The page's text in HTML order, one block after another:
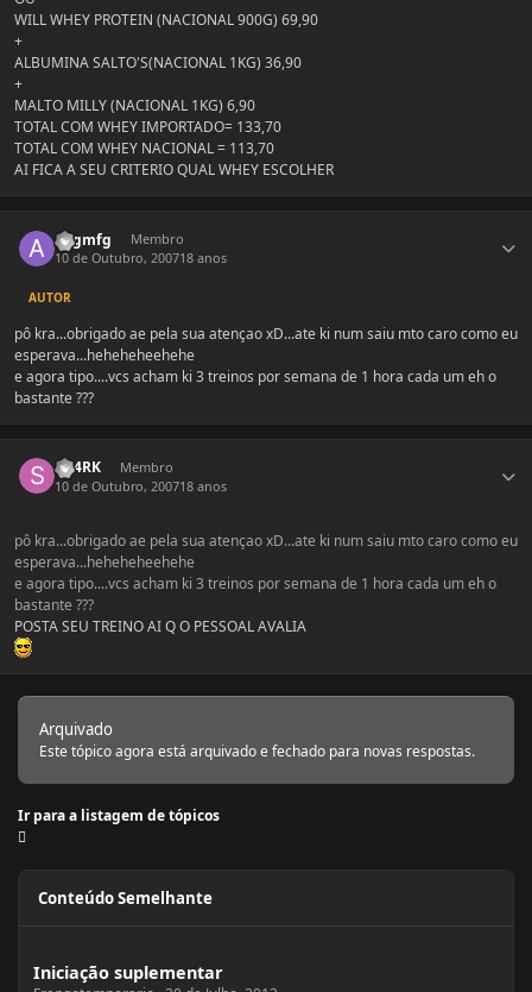
WILL WHEY PROTEIN (NACIONAL 900G) 69,90
+
ALBUMINA SALTO'S(NACIONAL 1KG) 36,90
+
MALTO MILLY (NACIONAL 1KG) 6,90
TOTAL COM WHEY IMPORTADO= 133,70
TOTAL COM WHEY NACIONAL = 113,70
AI FICA A SEU CRITERIO QUAL WHEY ESCOLHER
augmfg
Membro
10 de Outubro, 200718 anos
AUTOR
pô kra...obrigado ae pela sua atençao xD...ate ki num saiu mto caro como eu
esperava...heheheheehehe
e agora tipo....vcs acham ki 3 treinos por semana de 1 hora cada um eh o
bastante ???
SH4RK
Membro
10 de Outubro, 200718 anos
pô kra...obrigado ae pela sua atençao xD...ate ki num saiu mto caro como eu
esperava...heheheheehehe
e agora tipo....vcs acham ki 3 treinos por semana de 1 hora cada um eh o
bastante ???
POSTA SEU TREINO AI Q O PESSOAL AVALIA
Arquivado
Este tópico agora está arquivado e fechado para novas respostas.
Ir para a listagem de tópicos
Conteúdo Semelhante
Iniciação suplementar